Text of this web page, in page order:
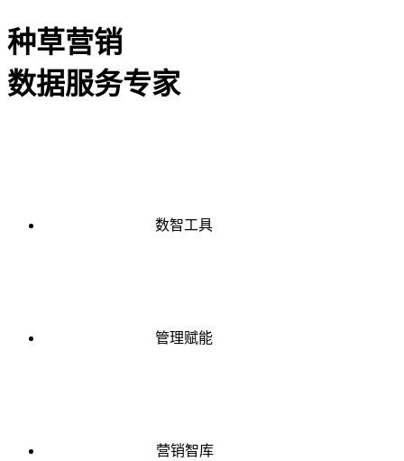
种草营销
数据服务专家
数智工具
管理赋能
营销智库